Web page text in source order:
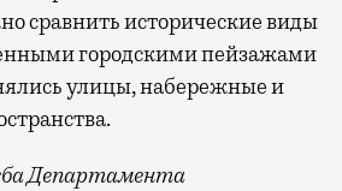
сравнить исторические виды
городскими пейзажами
улицы, набережные и
Департамента